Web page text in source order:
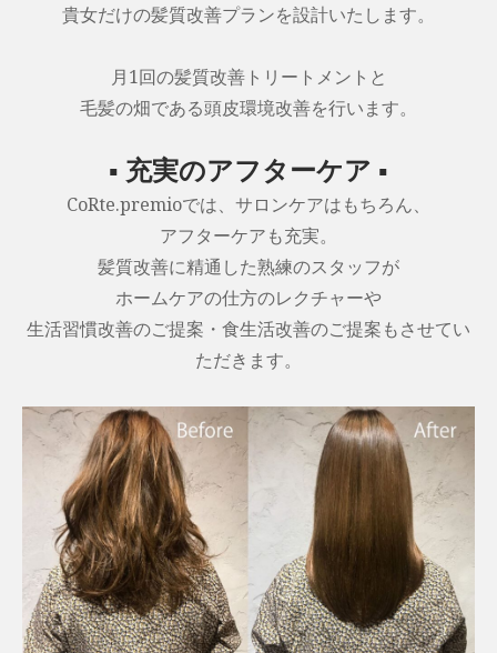
貴女だけの髪質改善プランを設計いたします。
月1回の髪質改善トリートメントと
毛髪の畑である頭皮環境改善を行います。
▪ 充実のアフターケア ▪
CoRte.premioでは、サロンケアはもちろん、
アフターケアも充実。
髪質改善に精通した熟練のスタッフが
ホームケアの仕方のレクチャーや
生活習慣改善のご提案・食生活改善のご提案もさせてい
ただきます。